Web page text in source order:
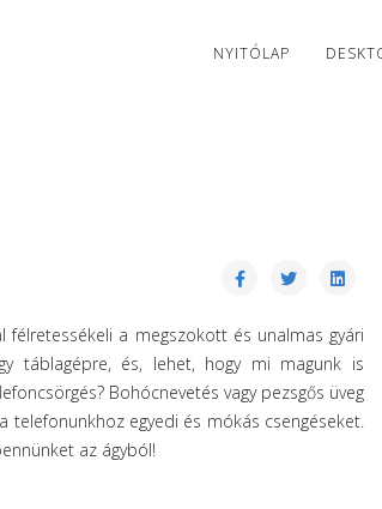
NYITÓLAP
félretessékeli a megszokott és unalmas gyári
táblagépre, és, lehet, hogy mi magunk is
Bohócnevetés vagy pezsgős üveg
telefonunkhoz egyedi és mókás csengéseket.
az ágyból!